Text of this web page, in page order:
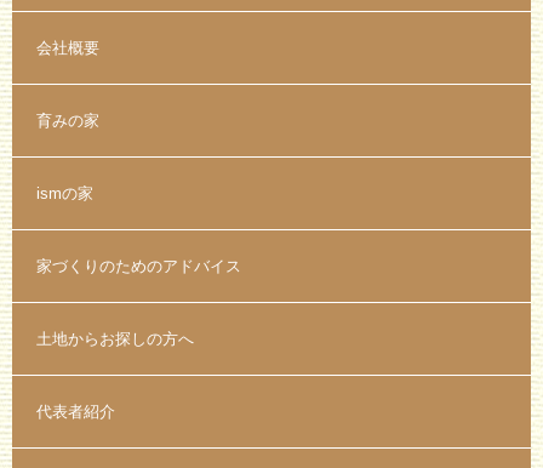
会社概要
育みの家
ismの家
家づくりのためのアドバイス
土地からお探しの方へ
代表者紹介